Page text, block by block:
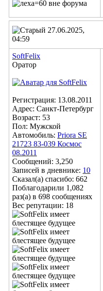
27.06.2025,
04:59
SoftFelix
Оратор
Регистрация: 13.08.2011
Адрес: Санкт-Петербург
Возраст: 53
Пол: Мужской
Автомобиль: Priora SE
21723 83-039 Космос
08.2011
Сообщений: 3,250
Записей в дневнике: 10
Сказал(а) спасибо: 662
Поблагодарили 1,082
раз(а) в 698 сообщениях
Вес репутации: 18